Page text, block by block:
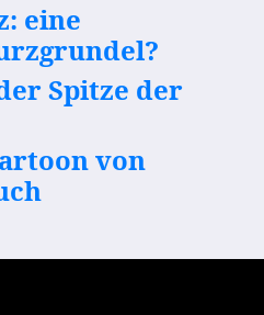
eine
Spitze der
von